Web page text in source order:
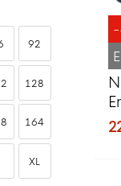
217
16
43
149
43
92
128
164
XL